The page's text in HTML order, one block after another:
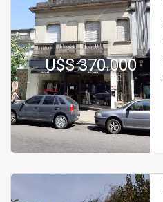
U$S 370.000